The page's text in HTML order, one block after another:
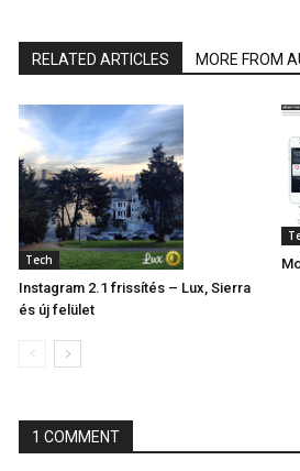
RELATED ARTICLES MORE FROM
Tech
Instagram 2.1 frissítés – Lux, Sierra
és új felület
1 COMMENT